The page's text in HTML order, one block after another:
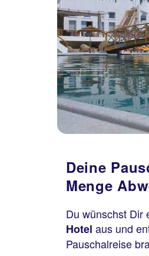
Deine
Menge
Du wünschst Dir
Hotel aus und
Pauschalreise